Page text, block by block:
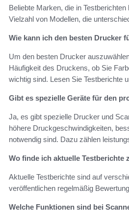
Beliebte Marken, die in
Vielzahl von Modellen, die
Wie kann ich den besten Drucker
Um den besten Drucker
Häufigkeit des Druckens, ob Sie
wichtig sind. Lesen Sie Testberichte
Gibt es spezielle Geräte für den
Ja, es gibt spezielle Drucker und
höhere Druckgeschwindigkeiten,
notwendig sind. Dazu zählen
Wo finde ich aktuelle Testberichte
Aktuelle Testberichte sind auf
veröffentlichen regelmäßig
Welche Funktionen sind bei